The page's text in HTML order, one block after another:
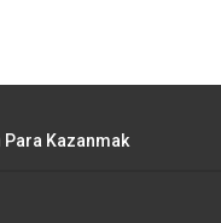
Para Kazanmak